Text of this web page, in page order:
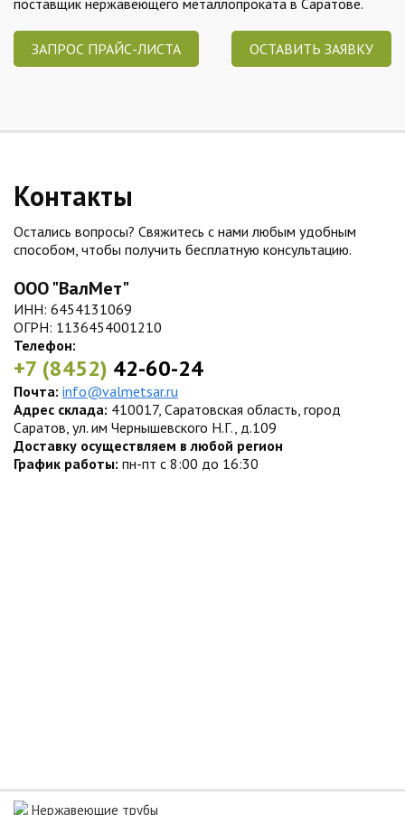
поставщик нержавеющего металлопроката в Саратове.
ЗАПРОС ПРАЙС-ЛИСТА ОСТАВИТЬ ЗАЯВКУ
Контакты
Остались вопросы? Свяжитесь с нами любым удобным
способом, чтобы получить бесплатную консультацию.
ООО "ВалМет"
ИНН: 6454131069
ОГРН: 1136454001210
Телефон:
+7 (8452) 42-60-24
Почта: info@valmetsar.ru
Адрес склада: 410017, Саратовская область, город
Саратов, ул. им Чернышевского Н.Г., д.109
Доставку осуществляем в любой регион
График работы: пн-пт с 8:00 до 16:30
Нержавеющие трубы